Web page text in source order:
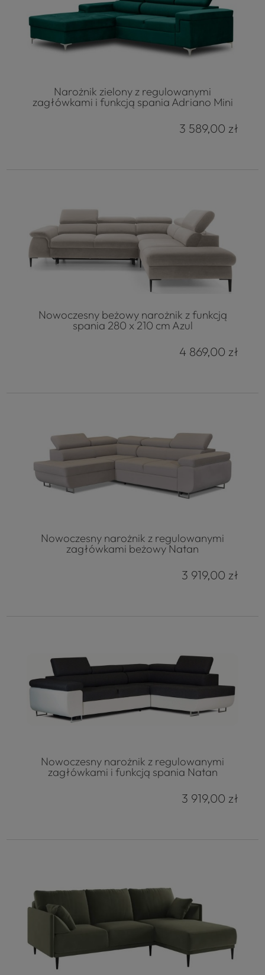
Narożnik zielony z regulowanymi
zagłówkami i funkcją spania Adriano Mini
3 589,00 zł
Nowoczesny beżowy narożnik z funkcją
spania 280 x 210 cm Azul
4 869,00 zł
Nowoczesny narożnik z regulowanymi
zagłówkami beżowy Natan
3 919,00 zł
Nowoczesny narożnik z regulowanymi
zagłówkami i funkcją spania Natan
3 919,00 zł